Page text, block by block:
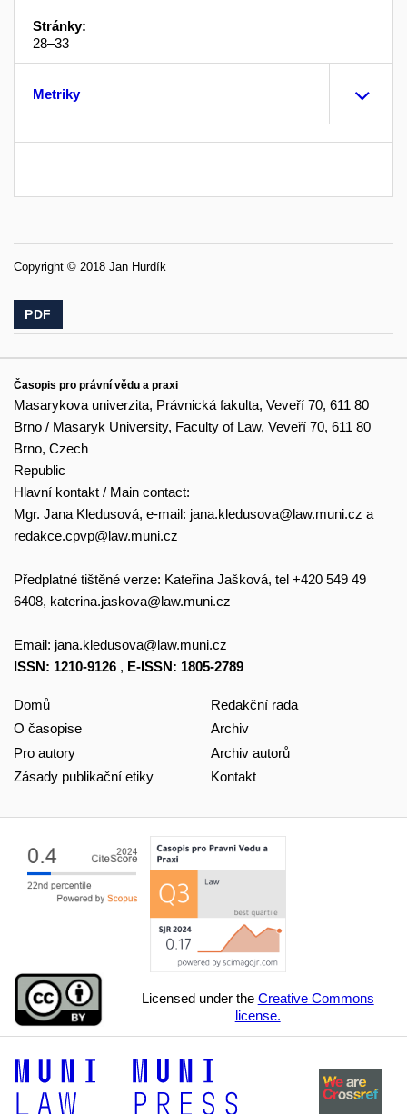
Stránky:
28–33
Metriky
Copyright © 2018 Jan Hurdík
PDF
Časopis pro právní vědu a praxi
Masarykova univerzita, Právnická fakulta, Veveří 70, 611 80
Brno / Masaryk University, Faculty of Law, Veveří 70, 611 80
Brno, Czech
Republic
Hlavní kontakt / Main contact:
Mgr. Jana Kledusová, e-mail: jana.kledusova@law.muni.cz a
redakce.cpvp@law.muni.cz
Předplatné tištěné verze: Kateřina Jašková, tel +420 549 49
6408, katerina.jaskova@law.muni.cz
Email: jana.kledusova@law.muni.cz
ISSN: 1210-9126 , E-ISSN: 1805-2789
Domů
O časopise
Pro autory
Zásady publikační etiky
Redakční rada
Archiv
Archiv autorů
Kontakt
Licensed under the Creative Commons
license.